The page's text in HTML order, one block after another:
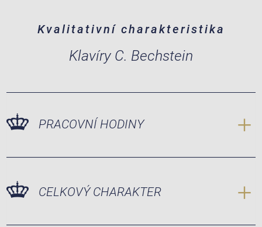
Kvalitativní charakteristika
Klavíry C. Bechstein
PRACOVNÍ HODINY
CELKOVÝ CHARAKTER